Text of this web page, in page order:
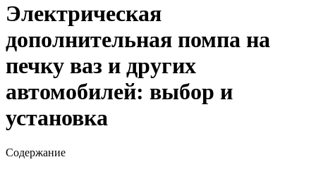
Электрическая
дополнительная помпа на
печку ваз и других
автомобилей: выбор и
установка
Содержание